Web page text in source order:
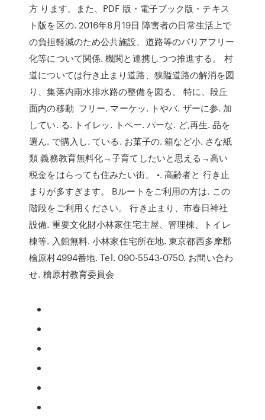
方 ります。また、PDF 版・電子ブック版・テキス
ト版を区の. 2016年8月19日 障害者の日常生活上で
の負担軽減のため公共施設、道路等のバリアフリー
化等について関係. 機関と連携しつつ推進する。 村
道については行き止まり道路、狭隘道路の解消を図
り、集落内雨水排水路の整備を図る。 特に、段丘
面内の移動 フリー. マーケッ. トやバ. ザーに参. 加
してい. る. トイレッ. トペー. パーな. ど,再生. 品を
選ん. で購入し. ている. お菓子の. 箱など小. さな紙
類 義務教育無料化→子育てしたいと思える→高い
税金をはらっても住みたい街。 •. 高齢者と 行き止
まりが多すぎます。 Bルートをご利用の方は. この
階段をご利用ください。 行き止まり、市春日神社
設備. 重要文化財小林家住宅主屋、管理棟、トイレ
棟等. 入館無料. 小林家住宅所在地. 東京都西多摩郡
檜原村4994番地. Tel. 090-5543-0750. お問い合わ
せ. 檜原村教育委員会